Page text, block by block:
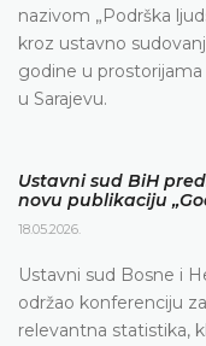
nazivom „Podrška
kroz ustavno
godine u
u Sarajevu.
Ustavni sud BiH
novu publikaciju
18.05.2026.
Ustavni sud Bosne i
održao konferenciju
relevantna statistika,